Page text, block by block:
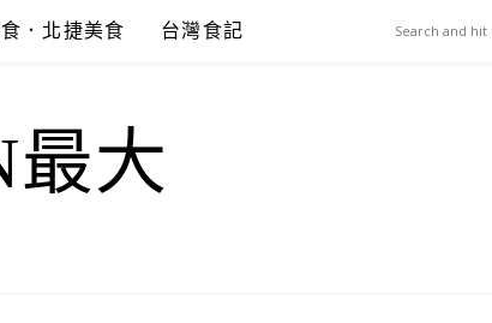
．北捷美食 台灣食記
最大